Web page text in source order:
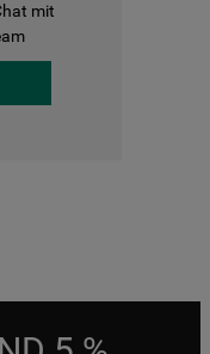
mit